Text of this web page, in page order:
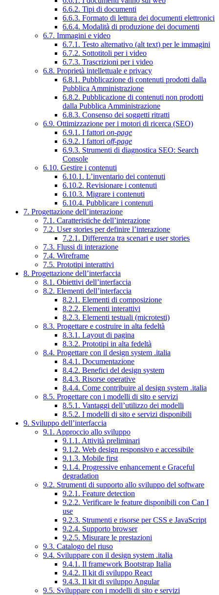
6.6.2. Tipi di documenti
6.6.3. Formato di lettura dei documenti elettronici
6.6.4. Modalità di produzione dei documenti
6.7. Immagini e video
6.7.1. Testo alternativo (alt text) per le immagini
6.7.2. Sottotitoli per i video
6.7.3. Trascrizioni per i video
6.8. Proprietà intellettuale e privacy
6.8.1. Pubblicazione di contenuti prodotti dalla
Pubblica Amministrazione
6.8.2. Pubblicazione di contenuti non prodotti
dalla Pubblica Amministrazione
6.8.3. Consenso dei soggetti ritratti
6.9. Ottimizzazione per i motori di ricerca (SEO)
6.9.1. I fattori on-page
6.9.2. I fattori off-page
6.9.3. Strumenti di diagnostica SEO: Search
Console
6.10. Gestire i contenuti
6.10.1. L’inventario dei contenuti
6.10.2. Revisionare i contenuti
6.10.3. Migrare i contenuti
6.10.4. Pubblicare i contenuti
7. Progettazione dell’interazione
7.1. Caratteristiche dell’interazione
7.2. User stories per definire l’interazione
7.2.1. Differenza tra scenari e user stories
7.3. Flussi di interazione
7.4. Wireframe
7.5. Prototipi interattivi
8. Progettazione dell’interfaccia
8.1. Obiettivi dell’interfaccia
8.2. Elementi dell’interfaccia
8.2.1. Elementi di composizione
8.2.2. Elementi interattivi
8.2.3. Elementi testuali (microtesti)
8.3. Progettare e costruire in alta fedeltà
8.3.1. Layout di pagina
8.3.2. Prototipi in alta fedeltà
8.4. Progettare con il design system .italia
8.4.1. Documentazione
8.4.2. Benefici del design system
8.4.3. Risorse operative
8.4.4. Come contribuire al design system .italia
8.5. Progettare con i modelli di sito e servizi
8.5.1. Vantaggi dell’utilizzo dei modelli
8.5.2. I modelli di sito e servizi disponibili
9. Sviluppo dell’interfaccia
9.1. Approccio allo sviluppo
9.1.1. Attività preliminari
9.1.2. Web design responsivo e accessibile
9.1.3. Mobile first
9.1.4. Progressive enhancement e Graceful
degradation
9.2. Strumenti di supporto allo sviluppo del software
9.2.1. Feature detection
9.2.2. Verificare le feature disponibili con Can I
use
9.2.3. Strumenti e risorse per CSS e JavaScript
9.2.4. Supporto browser
9.2.5. Misurare le prestazioni
9.3. Catalogo del riuso
9.4. Sviluppare con il design system .italia
9.4.1. Il framework Bootstrap Italia
9.4.2. Il kit di sviluppo React
9.4.3. Il kit di sviluppo Angular
9.5. Sviluppare con i modelli di sito e servizi